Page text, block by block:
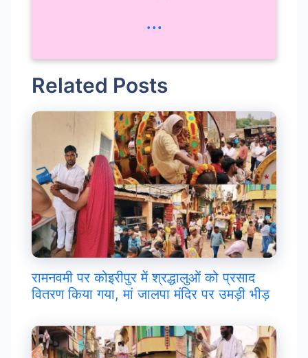
...
Related Posts
रामनवमी पर कोइरीपुर में श्रद्धालुओं को प्रसाद
वितरण किया गया, मां जालपा मंदिर पर उमड़ी भीड़